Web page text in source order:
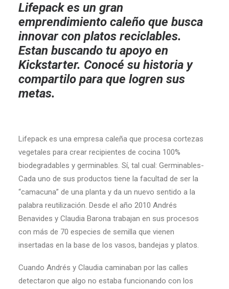
Lifepack es un gran
emprendimiento caleño que busca
innovar con platos reciclables.
Estan buscando tu apoyo en
Kickstarter. Conocé su historia y
compartilo para que logren sus
metas.
Lifepack es una empresa caleña que procesa cortezas
vegetales para crear recipientes de cocina 100%
biodegradables y germinables. Sí, tal cual: Germinables-
Cada uno de sus productos tiene la facultad de ser la
“camacuna” de una planta y da un nuevo sentido a la
palabra reutilización. Desde el año 2010 Andrés
Benavides y Claudia Barona trabajan en sus procesos
con más de 70 especies de semilla que vienen
insertadas en la base de los vasos, bandejas y platos.
Cuando Andrés y Claudia caminaban por las calles
detectaron que algo no estaba funcionando con los